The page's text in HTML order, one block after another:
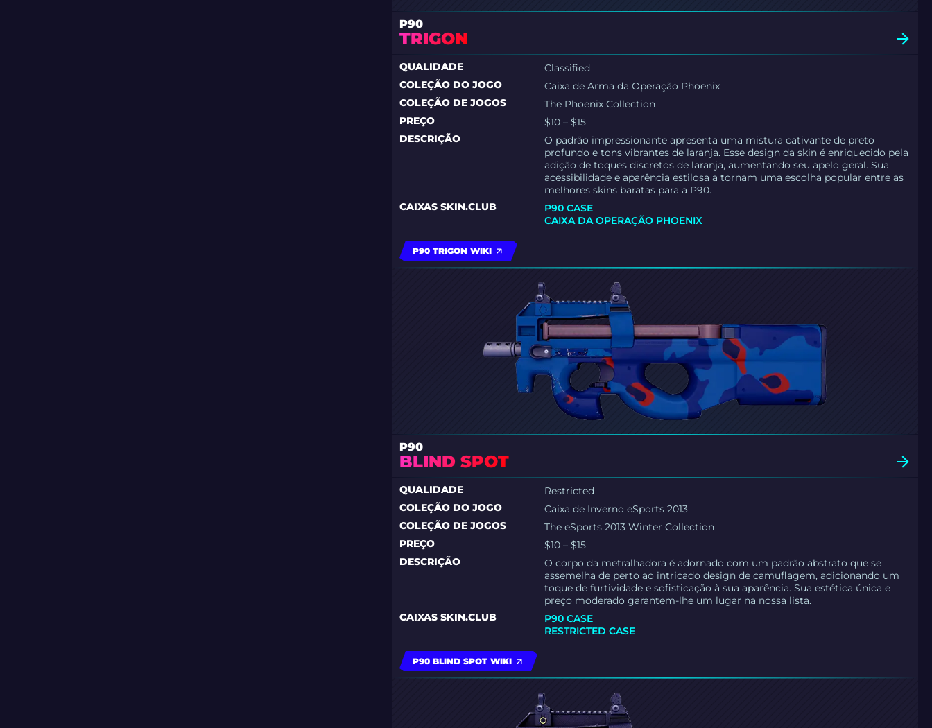
P90
TRIGON
QUALIDADE
Classified
COLEÇÃO DO JOGO
Caixa de Arma da Operação Phoenix
COLEÇÃO DE JOGOS
The Phoenix Collection
PREÇO
$10 – $15
DESCRIÇÃO
O padrão impressionante apresenta uma mistura cativante de preto
profundo e tons vibrantes de laranja. Esse design da skin é enriquecido pela
adição de toques discretos de laranja, aumentando seu apelo geral. Sua
acessibilidade e aparência estilosa a tornam uma escolha popular entre as
melhores skins baratas para a P90.
CAIXAS SKIN.CLUB
P90 CASE
CAIXA DA OPERAÇÃO PHOENIX
P90 TRIGON WIKI
P90
BLIND SPOT
QUALIDADE
Restricted
COLEÇÃO DO JOGO
Caixa de Inverno eSports 2013
COLEÇÃO DE JOGOS
The eSports 2013 Winter Collection
PREÇO
$10 – $15
DESCRIÇÃO
O corpo da metralhadora é adornado com um padrão abstrato que se
assemelha de perto ao intricado design de camuflagem, adicionando um
toque de furtividade e sofisticação à sua aparência. Sua estética única e
preço moderado garantem-lhe um lugar na nossa lista.
CAIXAS SKIN.CLUB
P90 CASE
RESTRICTED CASE
P90 BLIND SPOT WIKI